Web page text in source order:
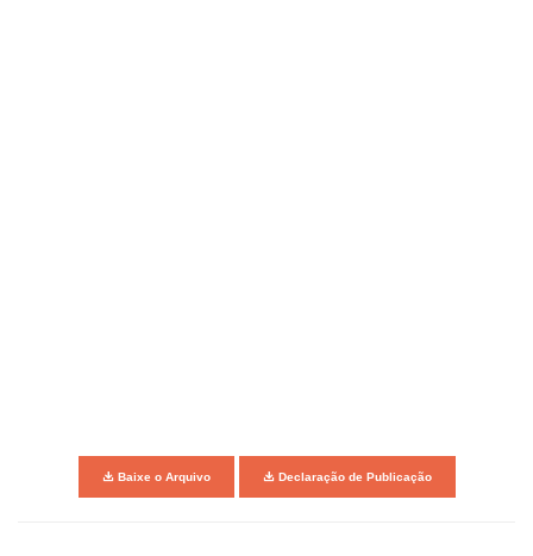
Baixe o Arquivo Declaração de Publicação